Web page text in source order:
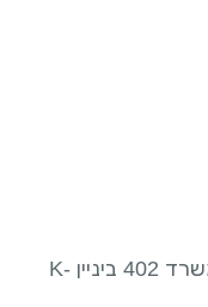
שד' ירושלים 18 , קומה 4 משרד 402 ביניין K-